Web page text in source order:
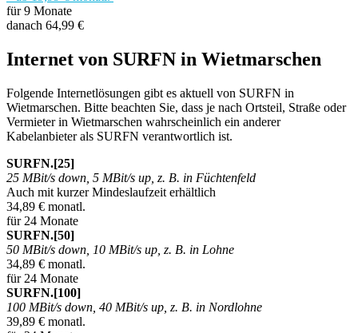
für 9 Monate
danach 64,99 €
Internet von SURFN in Wietmarschen
Folgende Internetlösungen gibt es aktuell von SURFN in
Wietmarschen. Bitte beachten Sie, dass je nach Ortsteil, Straße oder
Vermieter in Wietmarschen wahrscheinlich ein anderer
Kabelanbieter als SURFN verantwortlich ist.
SURFN.[25]
25 MBit/s down, 5 MBit/s up, z. B. in Füchtenfeld
Auch mit kurzer Mindeslaufzeit erhältlich
34,89 € monatl.
für 24 Monate
SURFN.[50]
50 MBit/s down, 10 MBit/s up, z. B. in Lohne
34,89 € monatl.
für 24 Monate
SURFN.[100]
100 MBit/s down, 40 MBit/s up, z. B. in Nordlohne
39,89 € monatl.